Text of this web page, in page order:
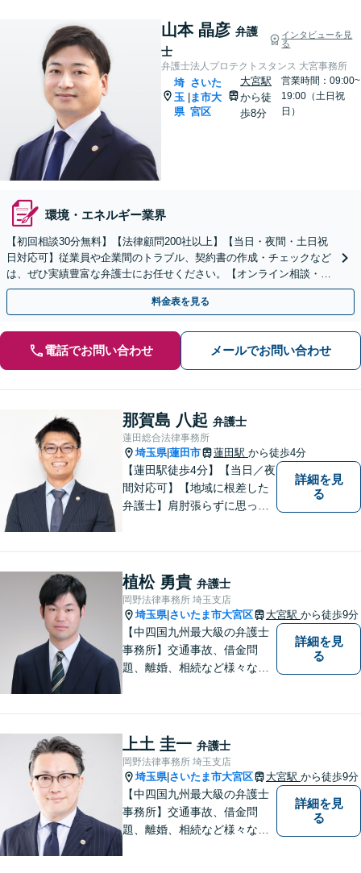
山本 晶彦 弁護
士
インタビューを見
る
弁護士法人プロテクトスタンス 大宮事務所
埼
玉
県
さいた
ま市大
宮区
大宮駅
から徒
歩8分
営業時間：09:00~
19:00（土日祝
日）
環境・エネルギー業界
【初回相談30分無料】【法律顧問200社以上】【当日・夜間・土日祝
日対応可】従業員や企業間のトラブル、契約書の作成・チェックなど
は、ぜひ実績豊富な弁護士にお任せください。【オンライン相談・電
子契約に対応】
料金表を見る
電話でお問い合わせ メールでお問い合わせ
那賀島 八起 弁護士
蓮田総合法律事務所
埼玉県|蓮田市 蓮田駅 から徒歩4分
【蓮田駅徒歩4分】【当日／夜
間対応可】【地域に根差した
弁護士】肩肘張らずに思って
詳細を見
る
植松 勇貴 弁護士
岡野法律事務所 埼玉支店
埼玉県| さいたま市大宮区 大宮駅 から徒歩9分
【中四国九州最大級の弁護士
事務所】交通事故、借金問
題、離婚、相続など様々な問
い！
詳細を見
る
上土 圭一 弁護士
岡野法律事務所 埼玉支店
埼玉県| さいたま市大宮区 大宮駅 から徒歩9分
【中四国九州最大級の弁護士
事務所】交通事故、借金問
題、離婚、相続など様々な問
詳細を見
る